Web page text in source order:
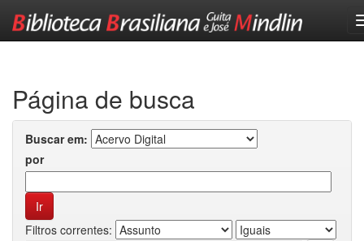
Página de busca
Buscar em:
por
Filtros correntes: